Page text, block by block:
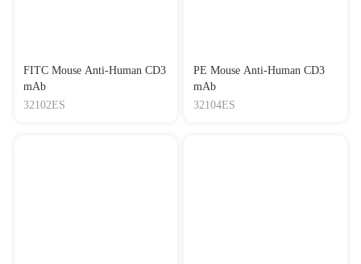
FITC Mouse Anti-Human CD3
mAb
32102ES
PE Mouse Anti-Human CD3
mAb
32104ES